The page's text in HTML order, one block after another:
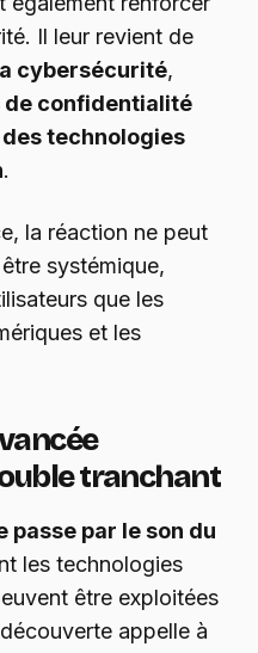
Il leur revient de
cybersécurité,
de confidentialité
technologies
.
la réaction ne peut
systémique,
que les
et les
tranchant
passe par le son du
les technologies
être exploitées
appelle à